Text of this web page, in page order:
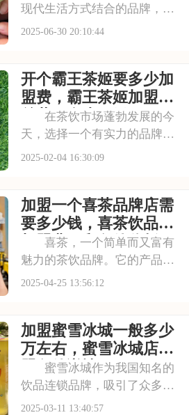
现代生活方式结合的品牌，以
其创新力和品质感迅速崛起。
表。对于想要加盟喜茶的创业
者，以下是想开喜茶奶茶店要
怎么加盟，2025
2025-06-30 20:10:44
开个霸王茶姬要多少加
盟费，霸王茶姬加盟费
总共要多少万元
在茶饮市场蓬勃发展的今
天，选择一个有实力的品牌加
盟是成功的关键。霸王茶姬，
广阔的发展空间和可观的利润
空间。本文将为你揭秘开个霸
王茶姬要多少加盟费
2025-02-04 16:30:09
加盟一个喜茶品牌店需
要多少钱，喜茶饮品店
加盟费用和条件分析
喜茶，一个简单而又富有
魅力的茶饮品牌。它的产品不
仅好喝，而且有着独特的文化
独特的品牌形象，那么加盟喜
茶或许能帮到你。本文将为你
揭秘加盟一个喜茶品
2025-04-25 13:56:12
加盟蜜雪冰城一般多少
万左右，蜜雪冰城店加
盟条件详情2025
蜜雪冰城作为我国知名的
饮品连锁品牌，吸引了众多创
业者的目光。本文将为您详细
2025-03-11 13:40:57